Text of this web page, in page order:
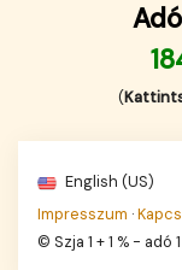
(
English (US)
Impresszum ·
© Szja 1 + 1 % -